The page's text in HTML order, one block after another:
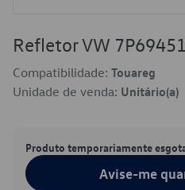
Refletor VW
Compatibilidade: Touareg
Unidade de venda: Unitário(a)
Produto temporariamente
Avise-me